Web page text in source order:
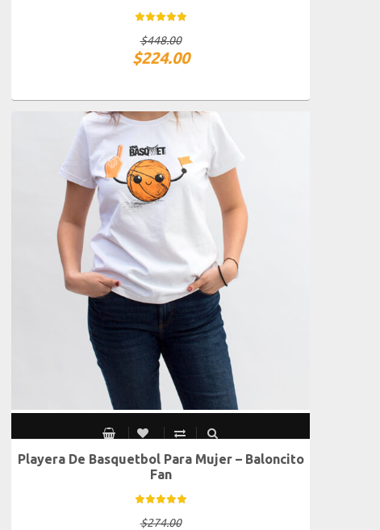
$448.00
$224.00
CH M G XG
Playera De Basquetbol Para Mujer – Baloncito
Fan
$274.00